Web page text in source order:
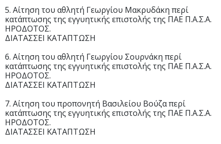
5. Αίτηση του αθλητή Γεωργίου Μακρυδάκη περί
κατάπτωσης της εγγυητικής επιστολής της ΠΑΕ Π.Α.Σ.Α.
ΗΡΟΔΟΤΟΣ.
ΔΙΑΤΑΣΣΕΙ ΚΑΤΑΠΤΩΣΗ
6. Αίτηση του αθλητή Γεωργίου Σουρνάκη περί
κατάπτωσης της εγγυητικής επιστολής της ΠΑΕ Π.Α.Σ.Α.
ΗΡΟΔΟΤΟΣ.
ΔΙΑΤΑΣΣΕΙ ΚΑΤΑΠΤΩΣΗ
7. Αίτηση του προπονητή Βασιλείου Βούζα περί
κατάπτωσης της εγγυητικής επιστολής της ΠΑΕ Π.Α.Σ.Α.
ΗΡΟΔΟΤΟΣ.
ΔΙΑΤΑΣΣΕΙ ΚΑΤΑΠΤΩΣΗ